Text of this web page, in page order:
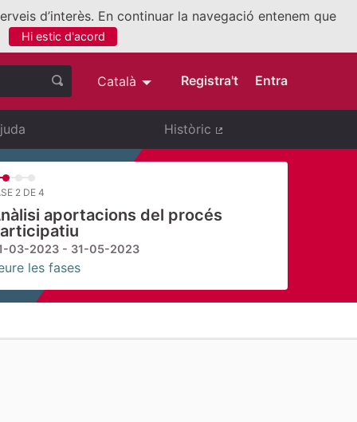
d’interès. En continuar la navegació entenem que
extern)
Hi estic d'acord
Català Triar la llengua Elegir el idioma
Registra't Entra
Històric
2 DE 4
aportacions del procés
03-2023 - 31-05-2023
les fases